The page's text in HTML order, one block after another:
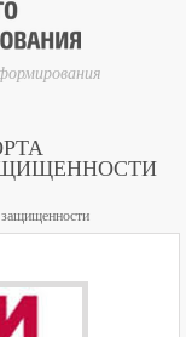
защищенности